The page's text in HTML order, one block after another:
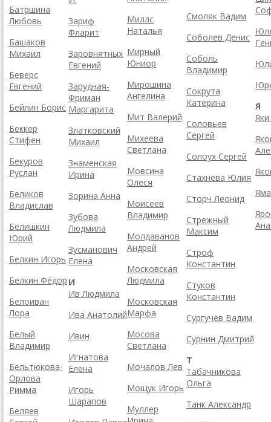
Батршина
Любовь
Башаков
Михаил
Беверс
Евгений
Бейлин Борис
Беккер
Стифен
Бекуров
Руслан
Беликов
Владислав
Белишкин
Юрий
Белкин Игорь
Белкин Фёдор
Белоиван
Лора
Белый
Владимир
Бельтюкова-
Орлова
Римма
Беляев
Зариф
Фларит
Заровнятных
Евгений
Зарудная-
Фриман
Маргарита
Златковский
Михаил
Знаменская
Ирина
Зорина Анна
Зубова
Людмила
Зусманович
Елена
И
Ив Людмила
Ива Анатолий
Ивин
Игнатова
Елена
Игорь
Шарапов
Миллс
Наталья
Мирный
Юниор
Мирошина
Ангелина
Мит Валерий
Михеева
Светлана
Мовсина
Олеся
Моисеев
Владимир
Молдаванов
Андрей
Московская
Людмила
Московская
Марфа
Мосова
Светлана
Мочалов Лев
Мощук Игорь
Муллер
Смоляк Вадим
Соболев Денис
Соболь
Владимир
Сокрута
Катерина
Соловьев
Сергей
Солоух Сергей
Стахнева Юлия
Сторч Леонид
Стрежный
Максим
Строф
Константин
Стуков
Константин
Сургучев Вадим
Сурнин Дмитрий
Т
Табачникова
Ольга
Танк Александр
Я